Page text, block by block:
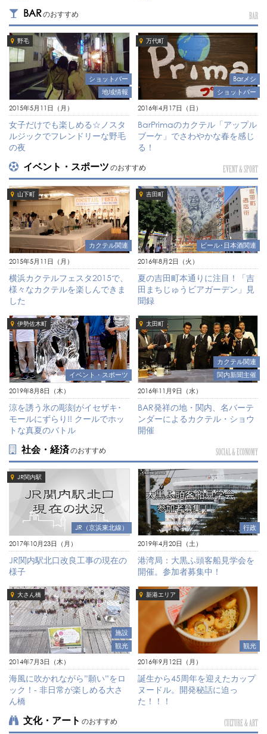
BARのおすすめ BAR
野毛
ショットバー
地域情報
2015年5月11日（月）
女子だけでも楽しめる☆ノスタ
ルジックでフレンドリーな野毛
の夜
万代町
Barメシ
ショットバー
2016年4月17日（日）
BarPrimaのカクテル「アップル
ブーケ」でさわやかな春を感じ
る！
イベント・スポーツ のおすすめ EVENT & SPORT
山下町
カクテル関連
2015年5月11日（月）
横浜カクテルフェスタ2015で、
様々なカクテルを楽しんできま
した
吉田町
ビール･日本酒関連
2016年8月2日（火）
夏の吉田町本通りに注目！「吉
田まちじゅうビアガーデン」見
聞録
伊勢佐木町
イベント・スポーツ
2019年8月8日（木）
涼を誘う氷の彫刻がイセザキ･
モールにずらり!! クールでホッ
トな真夏のバトル
太田町
カクテル関連
関内新聞主催
2016年11月9日（水）
BAR発祥の地・関内、名バーテ
ンダーによるカクテル・ショウ
開催
社会・経済のおすすめ SOCIAL & ECONOMY
JR関内駅
JR（京浜東北線）
2017年10月23日（月）
JR関内駅北口改良工事の現在の
様子
行政
2019年4月20日（土）
港湾局：大黒ふ頭客船見学会を
開催。参加者募集中！
大さん橋
施設
観光
2014年7月3日（木）
海風に吹かれながら”願い”をロ
ック！- 非日常が楽しめる大さ
ん橋
新港エリア
観光
2016年9月12日（月）
誕生から45周年を迎えたカップ
ヌードル。開発秘話に迫っ
た！！！
文化・アート のおすすめ CULTURE & ART